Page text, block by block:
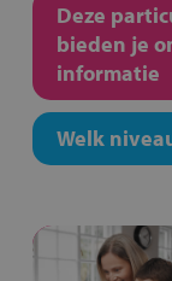
Deze
bieden je
informatie
Welk